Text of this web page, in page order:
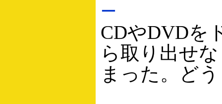
ー
CDやDVDを
ら取り出せ
まった。ど